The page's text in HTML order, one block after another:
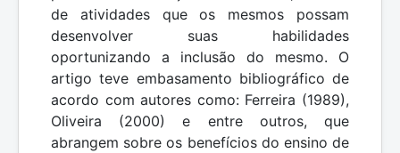
de atividades que os mesmos possam
desenvolver suas habilidades
oportunizando a inclusão do mesmo. O
artigo teve embasamento bibliográfico de
acordo com autores como: Ferreira (1989),
Oliveira (2000) e entre outros, que
abrangem sobre os benefícios do ensino de